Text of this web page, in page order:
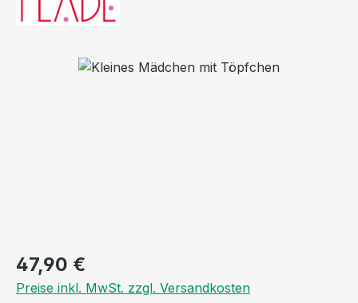
Bildergalerie überspringen
Regulärer Preis:
47,90 €
Preise inkl. MwSt. zzgl. Versandkosten